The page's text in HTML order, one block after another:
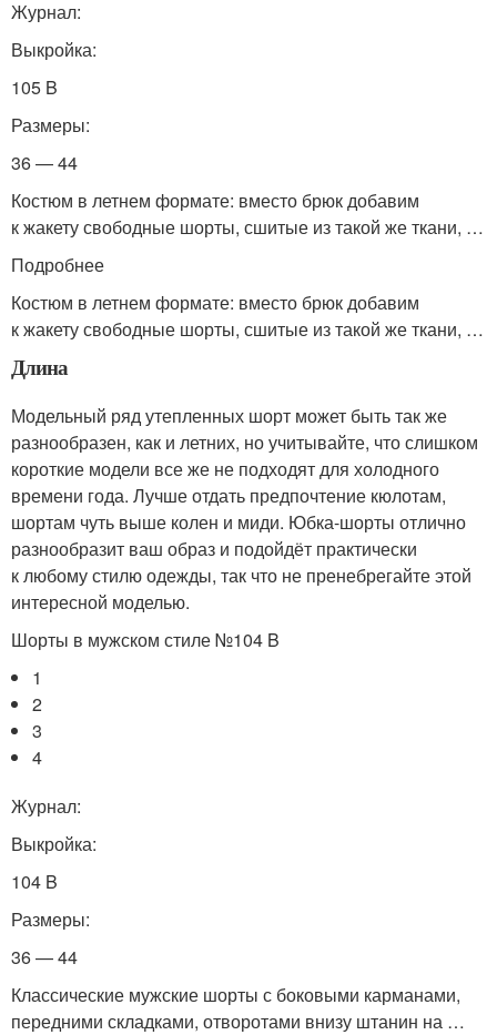
Журнал:
Выкройка:
105 B
Размеры:
36 — 44
Костюм в летнем формате: вместо брюк добавим
к жакету свободные шорты, сшитые из такой же ткани, …
Подробнее
Костюм в летнем формате: вместо брюк добавим
к жакету свободные шорты, сшитые из такой же ткани, …
Длина
Модельный ряд утепленных шорт может быть так же
разнообразен, как и летних, но учитывайте, что слишком
короткие модели все же не подходят для холодного
времени года. Лучше отдать предпочтение кюлотам,
шортам чуть выше колен и миди. Юбка-шорты отлично
разнообразит ваш образ и подойдёт практически
к любому стилю одежды, так что не пренебрегайте этой
интересной моделью.
Шорты в мужском стиле №104 B
1
2
3
4
Журнал:
Выкройка:
104 B
Размеры:
36 — 44
Классические мужские шорты с боковыми карманами,
передними складками, отворотами внизу штанин на …